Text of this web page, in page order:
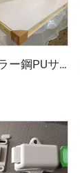
カラー鋼PUサンドイッチパネル